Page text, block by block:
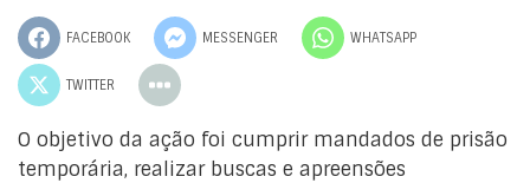
FACEBOOK MESSENGER WHATSAPP
TWITTER
O objetivo da ação foi cumprir mandados de prisão
temporária, realizar buscas e apreensões